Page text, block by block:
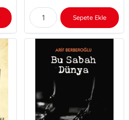
Sepete Ekle